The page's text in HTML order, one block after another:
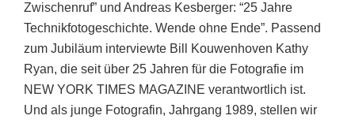
Zwischenruf” und Andreas Kesberger: “25 Jahre
Technikfotogeschichte. Wende ohne Ende”. Passend
zum Jubiläum interviewte Bill Kouwenhoven Kathy
Ryan, die seit über 25 Jahren für die Fotografie im
NEW YORK TIMES MAGAZINE verantwortlich ist.
Und als junge Fotografin, Jahrgang 1989, stellen wir